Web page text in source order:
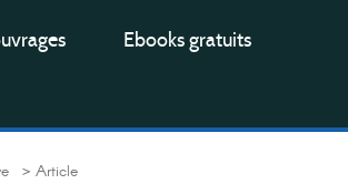
Ebooks gratuits
> Article